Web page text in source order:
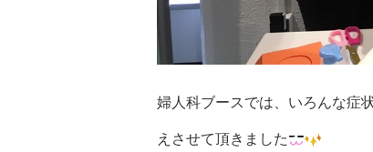
婦人科ブースでは、いろんな症
えさせて頂きました